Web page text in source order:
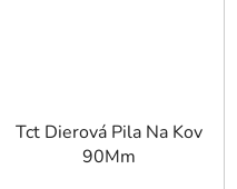
Tct Dierová Pila Na Kov
90Mm